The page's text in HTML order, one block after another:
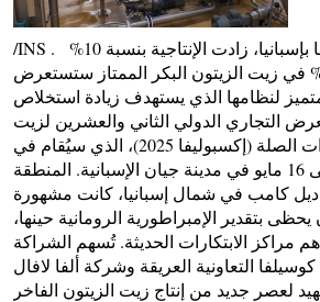
/INS . في مؤسسة كوسيلفا بإسبانيا، زادت الإنتاجية بنسبة 10%
الفينول بنسبة 20% في زيت الزيتون البكر الممتاز ستستعرض
لنظامها الذي يستهدف زيادة استخلاص
التجاري الدولي الثاني والعشرين لزيت
الزيتون والصناعات ذات الصلة (إكسبوليفا 2025)، الذي سيُقام في
الفترة من 14 إلى 16 مايو في مدينة جيان الإسبانية. المنطقة
ديل كامب في شمال إسبانيا، كانت مشهورة
بتقدير الإمبراطورية الرومانية حينها،
مراكز الابتكارات الحديثة. تُسهم الشراكة
التعاونية العريقة وشركة ألفا لافال